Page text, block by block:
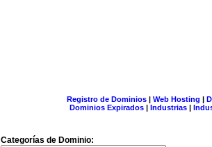
Registro de Dominios| Web Hosting |
Dominios Expirados | Industrias |
Categorías de Dominio: